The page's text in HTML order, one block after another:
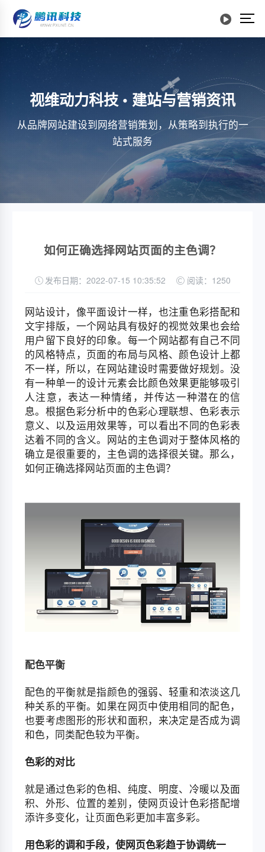
视维动力科技 • 建站与营销资讯
从品牌网站建设到网络营销策划，从策略到执行的一
站式服务
如何正确选择网站页面的主色调？
发布日期：2022-07-15 10:35:52 阅读：1250
网站设计，像平面设计一样，也注重色彩搭配和
文宇排版，一个网站具有极好的视觉效果也会给
用户留下良好的印象。每一个网站都有自己不同
的风格特点，页面的布局与风格、颜色设计上都
不一样，所以，在网站建设时需要做好规划。没
有一种单一的设计元素会比颜色效果更能够吸引
人注意，表达一种情绪，并传达一种潜在的信
息。根据色彩分析中的色彩心理联想、色彩表示
意义、以及运用效果等，可以看出不同的色彩表
达着不同的含义。网站的主色调对于整体风格的
确立是很重要的，主色调的选择很关键。那么，
如何正确选择网站页面的主色调？
配色平衡
配色的平衡就是指颜色的强弱、轻重和浓淡这几
种关系的平衡。如果在网页中使用相同的配色，
也要考虑图形的形状和面积，来决定是否成为调
和色，同类配色较为平衡。
色彩的对比
就是通过色彩的色相、纯度、明度、冷暖以及面
积、外形、位置的差别，使网页设计色彩搭配增
添许多变化，让页面色彩更加丰富多彩。
用色彩的调和手段，使网页色彩趋于协调统一